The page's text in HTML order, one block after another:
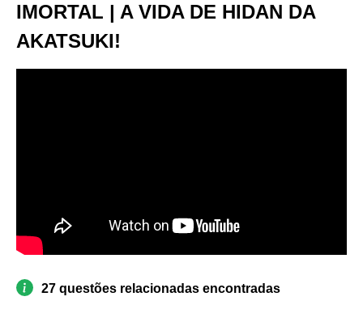
IMORTAL | A VIDA DE HIDAN DA
AKATSUKI!
27 questões relacionadas encontradas